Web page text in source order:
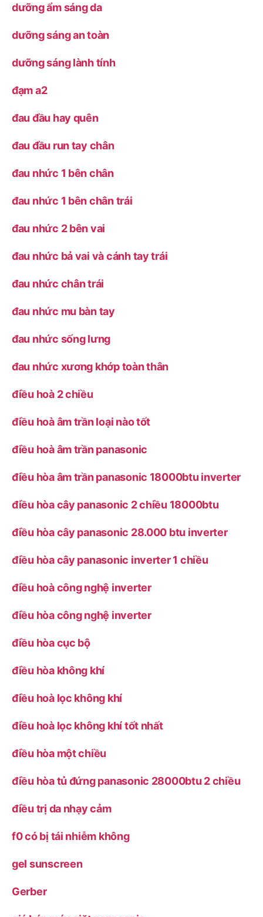
dưỡng ẩm sáng da
dưỡng sáng an toàn
dưỡng sáng lành tính
đạm a2
đau đầu hay quên
đau đầu run tay chân
đau nhức 1 bên chân
đau nhức 1 bên chân trái
đau nhức 2 bên vai
đau nhức bả vai và cánh tay trái
đau nhức chân trái
đau nhức mu bàn tay
đau nhức sống lưng
đau nhức xương khớp toàn thân
điều hoà 2 chiều
điều hoà âm trần loại nào tốt
điều hoà âm trần panasonic
điều hòa âm trần panasonic 18000btu inverter
điều hòa cây panasonic 2 chiều 18000btu
điều hòa cây panasonic 28.000 btu inverter
điều hòa cây panasonic inverter 1 chiều
điều hoà công nghệ inverter
điều hòa công nghệ inverter
điều hòa cục bộ
điều hòa không khí
điều hoà lọc không khí
điều hoà lọc không khí tốt nhất
điều hòa một chiều
điều hòa tủ đứng panasonic 28000btu 2 chiều
điều trị da nhạy cảm
f0 có bị tái nhiễm không
gel sunscreen
Gerber